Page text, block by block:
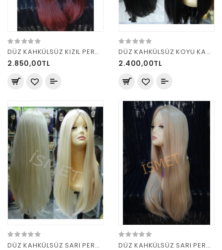
DÜZ KAHKÜLSÜZ KIZIL PERUK
2.850,00TL
DÜZ KAHKÜLSÜZ KOYU KAHVE PERUK
2.400,00TL
DÜZ KAHKÜLSÜZ SARI PERUK DÜZ KAHKÜLSÜZ SARI PERUK 15BT